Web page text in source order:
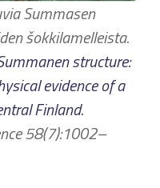
Summasen
šokkilamelleista.
structure:
evidence of a
Finland.
58(7):1002–